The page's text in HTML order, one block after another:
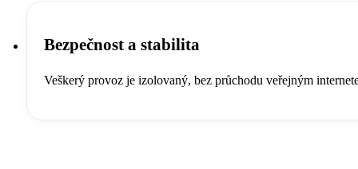
Bezpečnost a stabilita
Veškerý provoz je izolovaný, bez průchodu veřejným